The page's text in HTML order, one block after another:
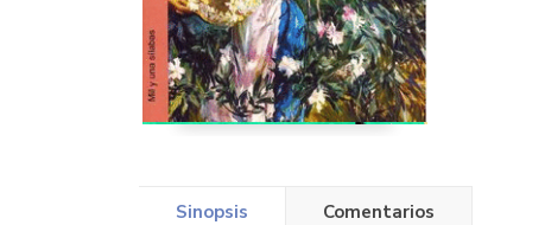
Sinopsis Comentarios